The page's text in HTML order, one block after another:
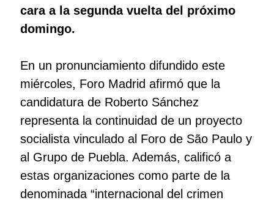
cara a la segunda vuelta del próximo
domingo.
En un pronunciamiento difundido este
miércoles, Foro Madrid afirmó que la
candidatura de Roberto Sánchez
representa la continuidad de un proyecto
socialista vinculado al Foro de São Paulo y
al Grupo de Puebla. Además, calificó a
estas organizaciones como parte de la
denominada “internacional del crimen